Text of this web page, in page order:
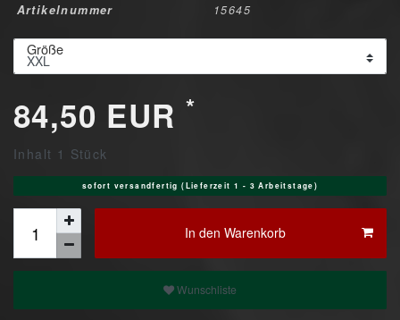
Artikelnummer 15645
Größe
84,50 EUR *
Inhalt 1 Stück
sofort versandfertig (Lieferzeit 1 - 3 Arbeitstage)
In den Warenkorb
Wunschliste